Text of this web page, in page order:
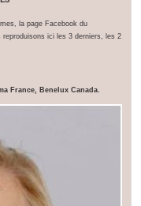
la page Facebook du
ici les 3 derniers, les 2
France, Benelux Canada.